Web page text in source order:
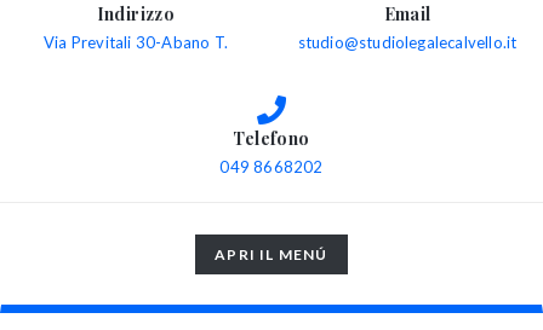
Indirizzo
Via Previtali 30-Abano T.
Email
studio@studiolegalecalvello.it
Telefono
049 8668202
TOGGLE
NAVIGATION
APRI IL MENÚ